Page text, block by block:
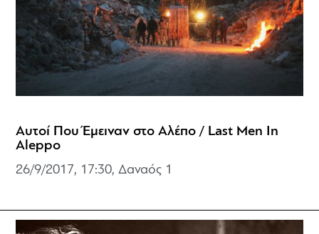
Αυτοί Που Έμειναν στο Αλέπο / Last Men In
Aleppo
26/9/2017, 17:30, Δαναός 1